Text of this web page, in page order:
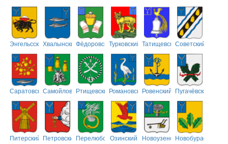
ЭнгельсскийХвалынскийФёдоровскийТурковский ТатищевскийСоветский
СаратовскийСамойловскийРтищевскийРомановскийРовенский Пугачёвский
Питерский ПетровскийПерелюбскийОзинский НовоузенскийНовобурасский